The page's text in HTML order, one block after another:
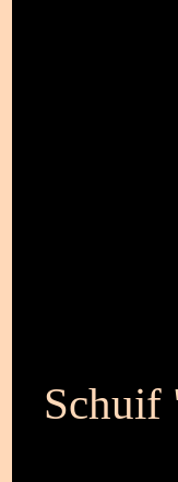
Schuif